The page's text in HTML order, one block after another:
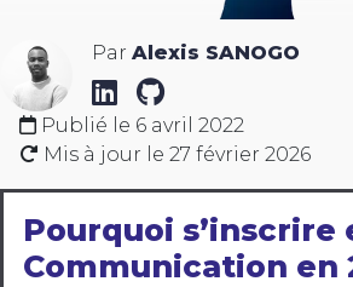
Par Alexis SANOGO
Publié le 6 avril 2022
Mis à jour le 27 février 2026
Pourquoi s’inscrire
Communication en